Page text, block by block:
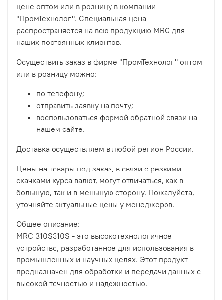
цене оптом или в розницу в компании
"ПромТехнолог". Специальная цена
распространяется на всю продукцию MRC для
наших постоянных клиентов.
Осуществить заказ в фирме "ПромТехнолог" оптом
или в розницу можно:
по телефону;
отправить заявку на почту;
воспользоваться формой обратной связи на
нашем сайте.
Доставка осуществляем в любой регион России.
Цены на товары под заказ, в связи с резкими
скачками курса валют, могут отличаться, как в
большую, так и в меньшую сторону. Пожалуйста,
уточняйте актуальные цены у менеджеров.
Общее описание:
MRC 310S310S - это высокотехнологичное
устройство, разработанное для использования в
промышленных и научных целях. Этот продукт
предназначен для обработки и передачи данных с
высокой точностью и надежностью.